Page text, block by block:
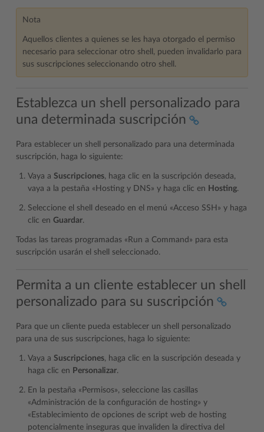
Nota
Aquellos clientes a quienes se les haya otorgado el permiso
necesario para seleccionar otro shell, pueden invalidarlo para
sus suscripciones seleccionando otro shell.
Establezca un shell personalizado para
una determinada suscripción
Para establecer un shell personalizado para una determinada
suscripción, haga lo siguiente:
Vaya a Suscripciones, haga clic en la suscripción deseada,
vaya a la pestaña «Hosting y DNS» y haga clic en Hosting.
Seleccione el shell deseado en el menú «Acceso SSH» y haga
clic en Guardar.
Todas las tareas programadas «Run a Command» para esta
suscripción usarán el shell seleccionado.
Permita a un cliente establecer un shell
personalizado para su suscripción
Para que un cliente pueda establecer un shell personalizado
para una de sus suscripciones, haga lo siguiente:
Vaya a Suscripciones, haga clic en la suscripción deseada y
haga clic en Personalizar.
En la pestaña «Permisos», seleccione las casillas
«Administración de la configuración de hosting» y
«Establecimiento de opciones de script web de hosting
potencialmente inseguras que invaliden la directiva del